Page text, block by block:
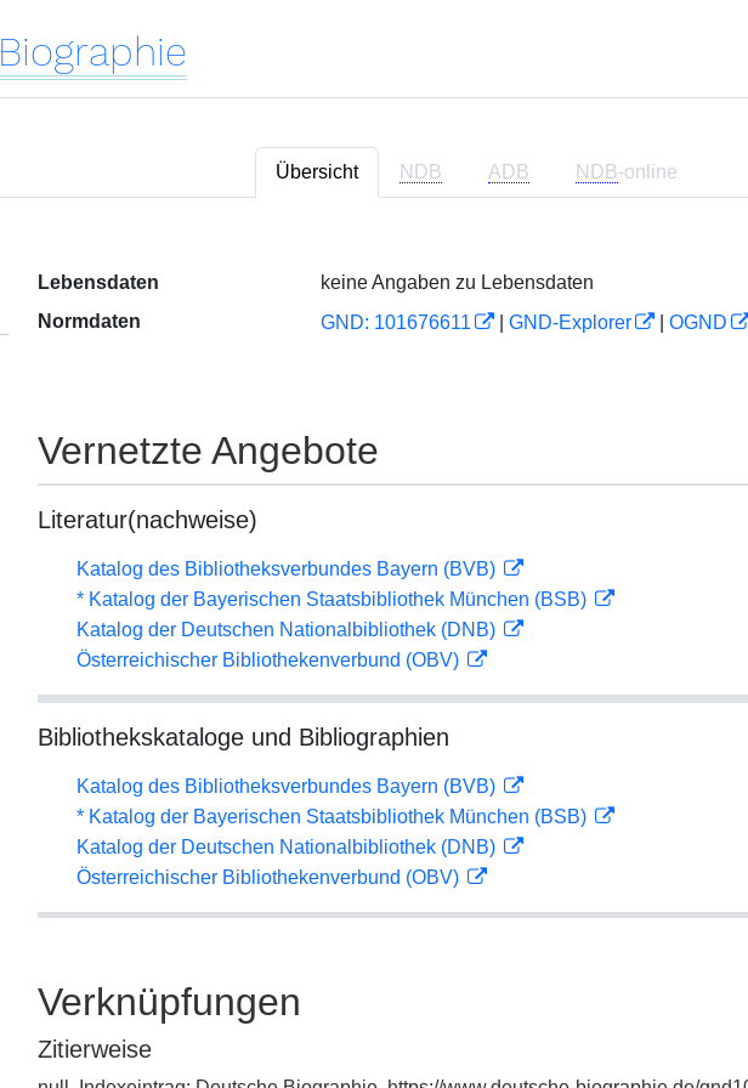
Biographie
Übersicht NDB ADB NDB-online
Lebensdaten
keine Angaben zu Lebensdaten
Normdaten
GND: 101676611 GND-Explorer OGND
Vernetzte Angebote
Literatur(nachweise)
Katalog des Bibliotheksverbundes Bayern (BVB)
* Katalog der Bayerischen Staatsbibliothek München (BSB)
Katalog der Deutschen Nationalbibliothek (DNB)
Österreichischer Bibliothekenverbund (OBV)
Bibliothekskataloge und Bibliographien
Katalog des Bibliotheksverbundes Bayern (BVB)
* Katalog der Bayerischen Staatsbibliothek München (BSB)
Katalog der Deutschen Nationalbibliothek (DNB)
Österreichischer Bibliothekenverbund (OBV)
Verknüpfungen
Zitierweise